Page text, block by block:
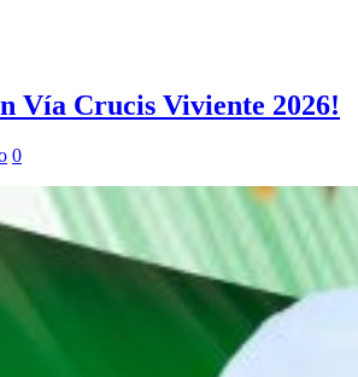
Vía Crucis Viviente 2026!
0